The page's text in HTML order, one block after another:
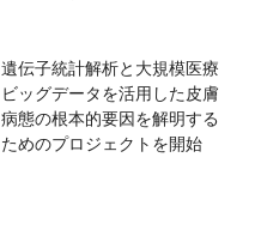
遺伝子統計解析と大規模医療
ビッグデータを活用した皮膚
病態の根本的要因を解明する
ためのプロジェクトを開始